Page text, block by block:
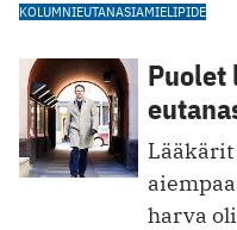
KOLUMNIEUTANASIAMIELIPIDE
Puolet
harva